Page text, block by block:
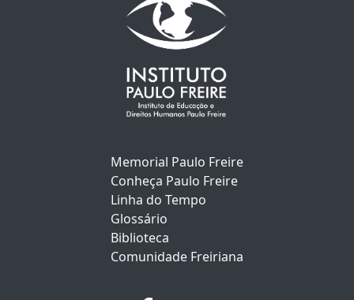
Memorial Paulo Freire
Conheça Paulo Freire
Linha do Tempo
Glossário
Biblioteca
Comunidade Freiriana